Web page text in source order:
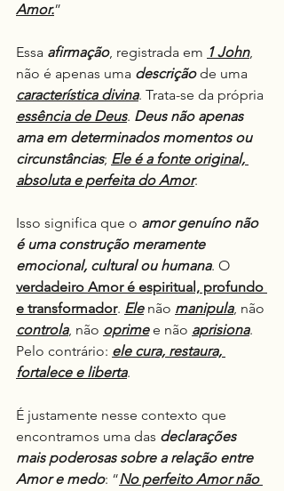
Amor.”
Essa afirmação, registrada em 1 John,
não é apenas uma descrição de uma
característica divina. Trata-se da própria
essência de Deus. Deus não apenas
ama em determinados momentos ou
circunstâncias; Ele é a fonte original,
absoluta e perfeita do Amor.
Isso significa que o amor genuíno não
é uma construção meramente
emocional, cultural ou humana. O
verdadeiro Amor é espiritual, profundo
e transformador. Ele não manipula, não
controla, não oprime e não aprisiona.
Pelo contrário: ele cura, restaura,
fortalece e liberta.
É justamente nesse contexto que
encontramos uma das declarações
mais poderosas sobre a relação entre
Amor e medo: “No perfeito Amor não